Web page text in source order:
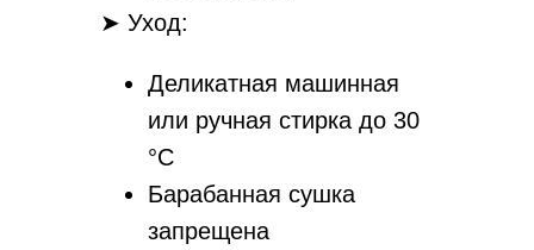
➤ Уход:
Деликатная машинная
или ручная стирка до 30
°С
Барабанная сушка
запрещена